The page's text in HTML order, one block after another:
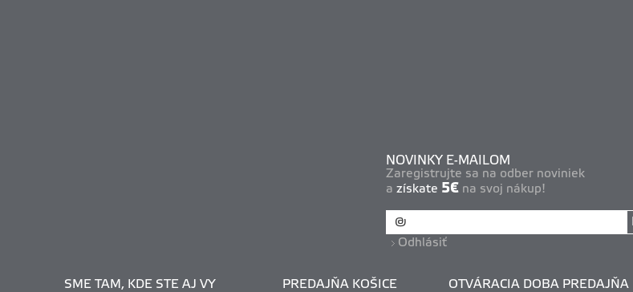
NOVINKY E-MAILOM
Zaregistrujte sa na odber noviniek
a získate 5€ na svoj nákup!
Odhlásiť
SME TAM, KDE STE AJ VY PREDAJŇA KOŠICE OTVÁRACIA DOBA PREDAJŇA